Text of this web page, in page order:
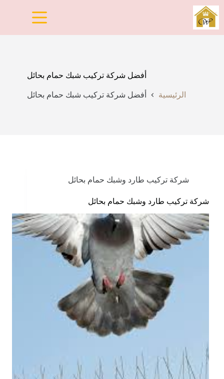
التجاوز
إلى
المحتوى
أفضل شركة تركيب شبك حمام بحائل
الرئيسية أفضل شركة تركيب شبك حمام بحائل
شركة تركيب طارد وشبك حمام بحائل
شركة تركيب طارد وشبك حمام بحائل